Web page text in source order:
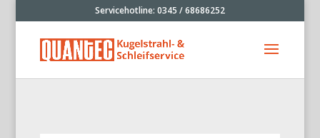
Servicehotline: 0345 / 68686252